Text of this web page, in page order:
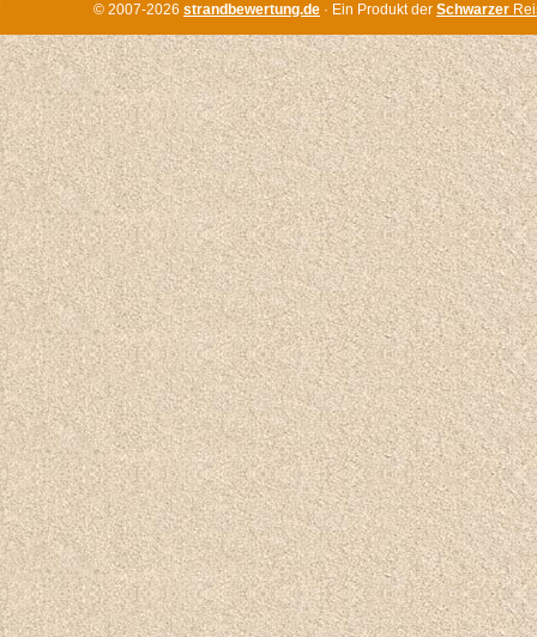
© 2007-2026 strandbewertung.de · Ein Produkt der Schwarzer